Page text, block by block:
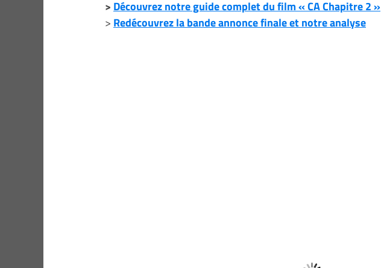
> Découvrez notre guide complet du film « CA Chapitre 2 »
> Redécouvrez la bande annonce finale et notre analyse